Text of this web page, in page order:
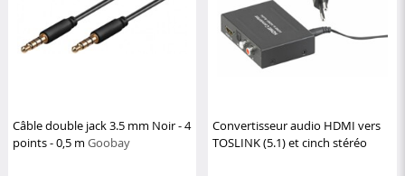
Câble double jack 3.5 mm Noir - 4
points - 0,5 m Goobay
Convertisseur audio HDMI vers
TOSLINK (5.1) et cinch stéréo